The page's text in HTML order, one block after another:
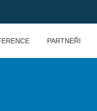
PARTNEŘI